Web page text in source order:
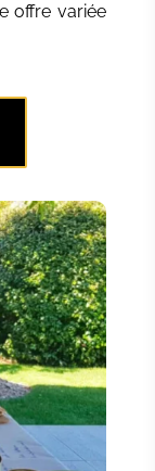
offre variée